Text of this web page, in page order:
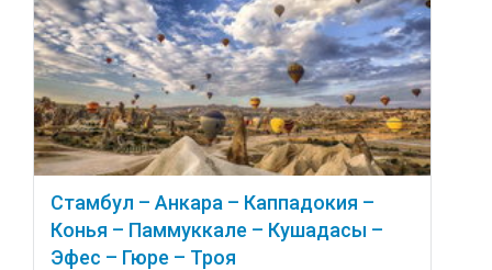
Стамбул – Анкара – Каппадокия –
Конья – Паммуккале – Кушадасы –
Эфес – Гюре – Троя